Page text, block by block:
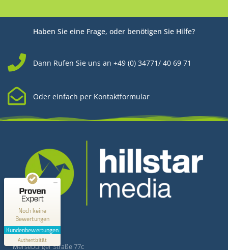
Haben Sie eine Frage, oder benötigen Sie Hilfe?
Dann Rufen Sie uns an +49 (0) 34771/ 40 69 71
Oder einfach per Kontaktformular
Kontakt
Hillstar Media
Merseburger Straße 77c
Noch keine
Bewertungen
Kundenbewertungen
Authentizität
Kundenbewertungen und Erfahrungen zu
Hillstar Media
MANGELHAFT
0,00 / 5,00
Erfahren Sie mehr über dieses Bewertungssiegel
Profil ansehen